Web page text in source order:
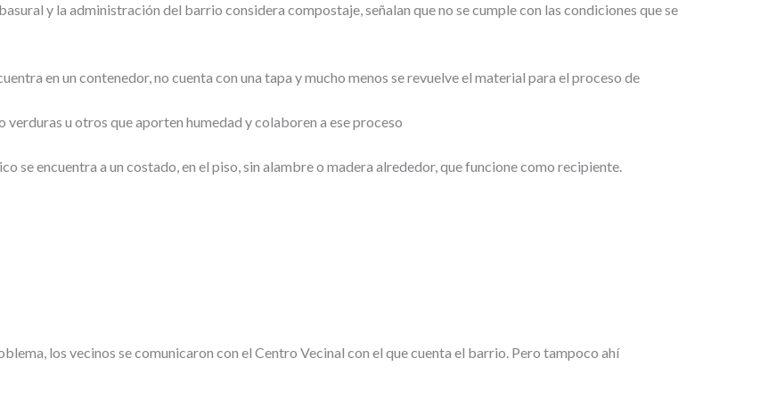
y la administración del barrio considera compostaje, señalan que no se cumple con las condiciones que se
en un contenedor, no cuenta con una tapa y mucho menos se revuelve el material para el proceso de
u otros que aporten humedad y colaboren a ese proceso
se encuentra a un costado, en el piso, sin alambre o madera alrededor, que funcione como recipiente.
los vecinos se comunicaron con el Centro Vecinal con el que cuenta el barrio. Pero tampoco ahí